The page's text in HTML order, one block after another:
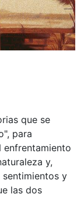
que se
para
enfrentamiento
y,
y
las dos